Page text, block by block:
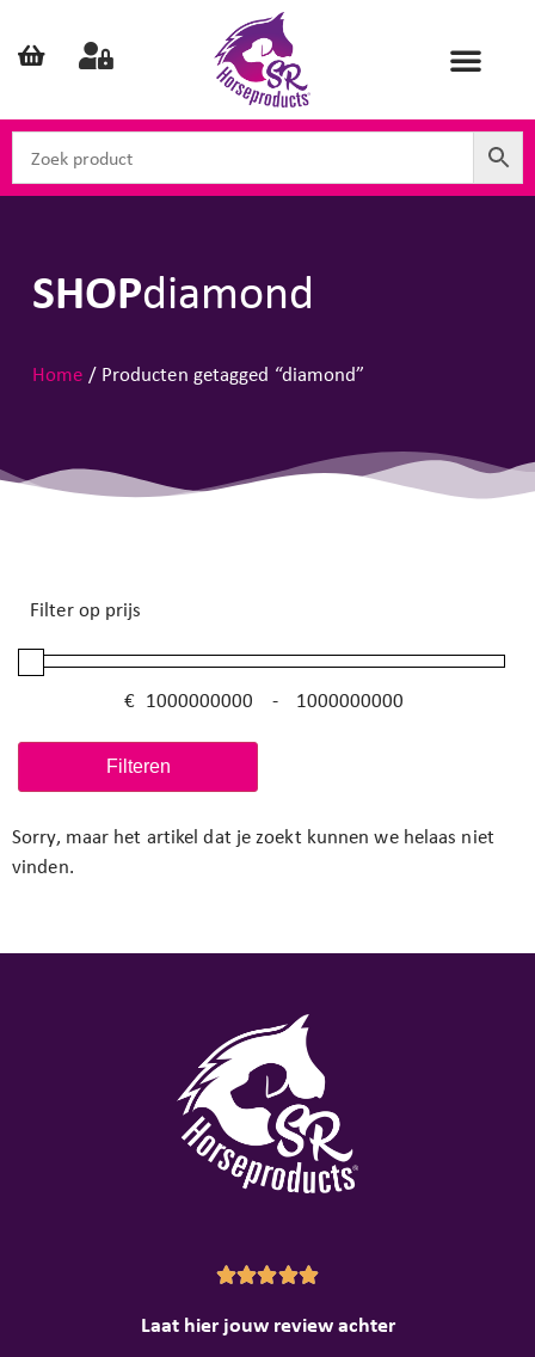
SHOPdiamond
Home / Producten getagged “diamond”
Filter op prijs
€ Minimale prijs
-
Maximale prijs
Filteren
Sorry, maar het artikel dat je zoekt kunnen we helaas niet
vinden.

Laat hier jouw review achter